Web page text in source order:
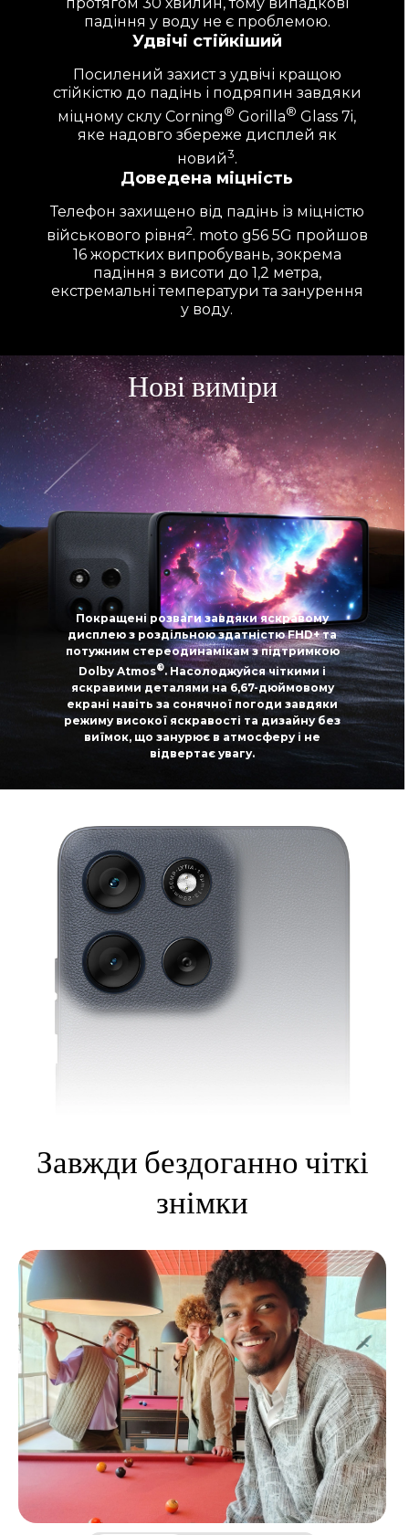
падіння у воду не є проблемою.
Удвічі стійкіший
Посилений захист з удвічі кращою
стійкістю до падінь і подряпин завдяки
міцному склу Corning® Gorilla® Glass 7i,
яке надовго збереже дисплей як
новий3.
Доведена міцність
Телефон захищено від падінь із міцністю
військового рівня2. moto g56 5G пройшов
16 жорстких випробувань, зокрема
падіння з висоти до 1,2 метра,
екстремальні температури та занурення
у воду.
Нові виміри
Покращені розваги завдяки яскравому
дисплею з роздільною здатністю FHD+ та
потужним стереодинамікам з підтримкою
Dolby Atmos®. Насолоджуйся чіткими і
яскравими деталями на 6,67-дюймовому
екрані навіть за сонячної погоди завдяки
режиму високої яскравості та дизайну без
виїмок, що занурює в атмосферу і не
відвертає увагу.
Завжди бездоганно чіткі
знімки